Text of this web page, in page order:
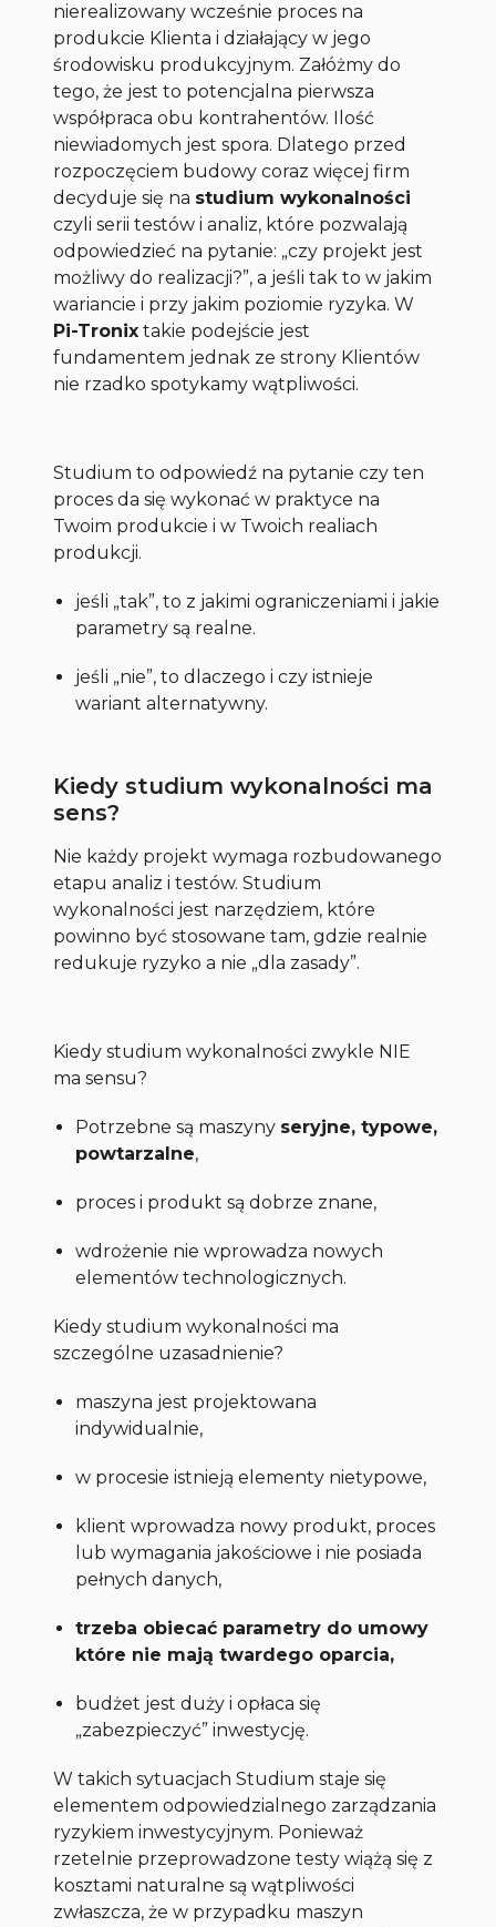
nierealizowany wcześnie proces na
produkcie Klienta i działający w jego
środowisku produkcyjnym. Załóżmy do
tego, że jest to potencjalna pierwsza
współpraca obu kontrahentów. Ilość
niewiadomych jest spora. Dlatego przed
rozpoczęciem budowy coraz więcej firm
decyduje się na studium wykonalności
czyli serii testów i analiz, które pozwalają
odpowiedzieć na pytanie: „czy projekt jest
możliwy do realizacji?”, a jeśli tak to w jakim
wariancie i przy jakim poziomie ryzyka. W
Pi-Tronix takie podejście jest
fundamentem jednak ze strony Klientów
nie rzadko spotykamy wątpliwości.
Studium to odpowiedź na pytanieczy ten
proces da się wykonać w praktyce na
Twoim produkcie i w Twoich realiach
produkcji.
jeśli „tak”, to z jakimi ograniczeniami i jakie
parametry są realne.
jeśli „nie”, to dlaczego i czy istnieje
wariant alternatywny.
Kiedy studium wykonalności ma
sens?
Nie każdy projekt wymaga rozbudowanego
etapu analiz i testów. Studium
wykonalności jest narzędziem, które
powinno być stosowane tam, gdzie realnie
redukuje ryzyko a nie „dla zasady”.
Kiedy studium wykonalności zwykle NIE
ma sensu?
Potrzebne są maszyny seryjne, typowe,
powtarzalne,
proces i produkt są dobrze znane,
wdrożenie nie wprowadza nowych
elementów technologicznych.
Kiedy studium wykonalności ma
szczególne uzasadnienie?
maszyna jest projektowana
indywidualnie,
w procesie istnieją elementy nietypowe,
klient wprowadza nowy produkt, proces
lub wymagania jakościowe i nie posiada
pełnych danych,
trzeba obiecać parametry do umowy
które nie mają twardego oparcia,
budżet jest duży i opłaca się
„zabezpieczyć” inwestycję.
W takich sytuacjach Studium staje się
elementem odpowiedzialnego zarządzania
ryzykiem inwestycyjnym. Ponieważ
rzetelnie przeprowadzone testy wiążą się z
kosztami naturalne są wątpliwości
zwłaszcza, że w przypadku maszyn